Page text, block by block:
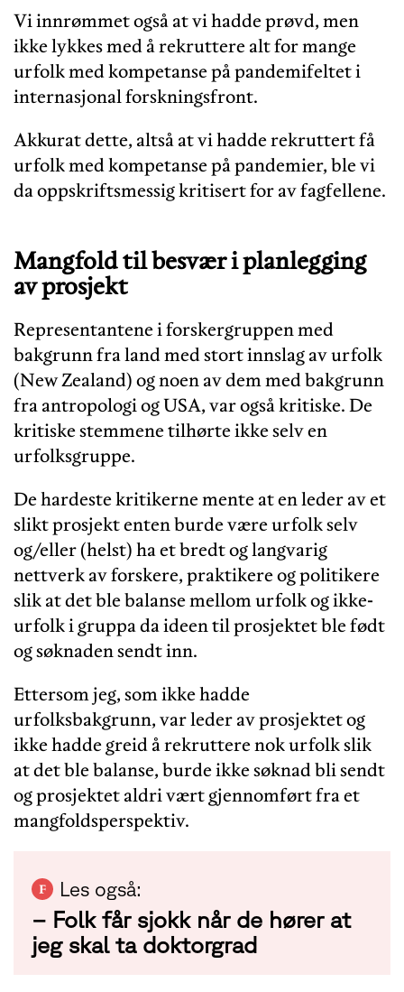
Vi innrømmet også at vi hadde prøvd, men
ikke lykkes med å rekruttere alt for mange
urfolk med kompetanse på pandemifeltet i
internasjonal forskningsfront.
Akkurat dette, altså at vi hadde rekruttert få
urfolk med kompetanse på pandemier, ble vi
da oppskriftsmessig kritisert for av fagfellene.
Mangfold til besvær i planlegging
av prosjekt
Representantene i forskergruppen med
bakgrunn fra land med stort innslag av urfolk
(New Zealand) og noen av dem med bakgrunn
fra antropologi og USA, var også kritiske. De
kritiske stemmene tilhørte ikke selv en
urfolksgruppe.
De hardeste kritikerne mente at en leder av et
slikt prosjekt enten burde være urfolk selv
og/eller (helst) ha et bredt og langvarig
nettverk av forskere, praktikere og politikere
slik at det ble balanse mellom urfolk og ikke-
urfolk i gruppa da ideen til prosjektet ble født
og søknaden sendt inn.
Ettersom jeg, som ikke hadde
urfolksbakgrunn, var leder av prosjektet og
ikke hadde greid å rekruttere nok urfolk slik
at det ble balanse, burde ikke søknad bli sendt
og prosjektet aldri vært gjennomført fra et
mangfoldsperspektiv.
Les også:
− Folk får sjokk når de hører at
jeg skal ta doktorgrad